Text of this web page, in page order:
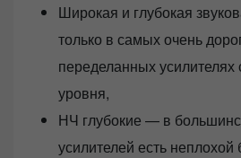
Широкая и глубокая
только в самых очень
переделанных усилителях
уровня,
НЧ глубокие — в
усилителей есть неплохой